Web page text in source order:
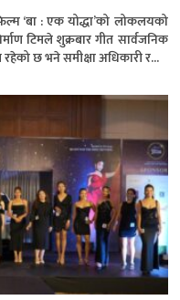
‘बा : एक योद्धा’को लोकलयको
टिमले शुक्रबार गीत सार्वजनिक
छ भने समीक्षा अधिकारी र...